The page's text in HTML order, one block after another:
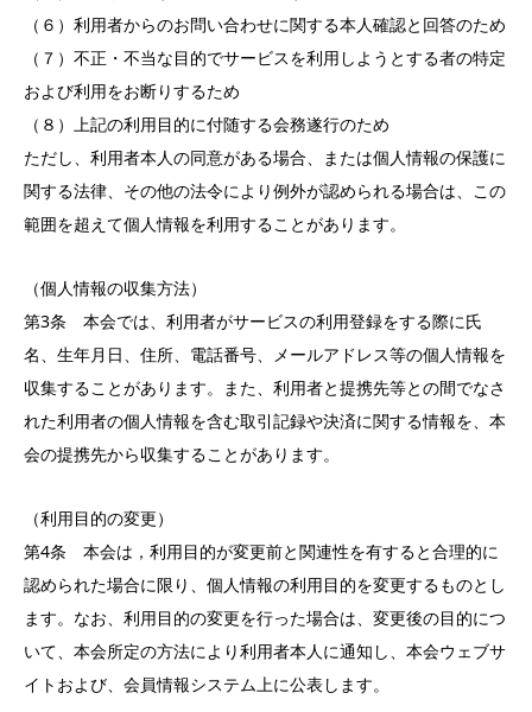
（６）利用者からのお問い合わせに関する本人確認と回答のため
（７）不正・不当な目的でサービスを利用しようとする者の特定
および利用をお断りするため
（８）上記の利用目的に付随する会務遂行のため
ただし、利用者本人の同意がある場合、または個人情報の保護に
関する法律、その他の法令により例外が認められる場合は、この
範囲を超えて個人情報を利用することがあります。
（個人情報の収集方法）
第3条 本会では、利用者がサービスの利用登録をする際に氏
名、生年月日、住所、電話番号、メールアドレス等の個人情報を
収集することがあります。また、利用者と提携先等との間でなさ
れた利用者の個人情報を含む取引記録や決済に関する情報を、本
会の提携先から収集することがあります。
（利用目的の変更）
第4条 本会は，利用目的が変更前と関連性を有すると合理的に
認められた場合に限り、個人情報の利用目的を変更するものとし
ます。なお、利用目的の変更を行った場合は、変更後の目的につ
いて、本会所定の方法により利用者本人に通知し、本会ウェブサ
イトおよび、会員情報システム上に公表します。